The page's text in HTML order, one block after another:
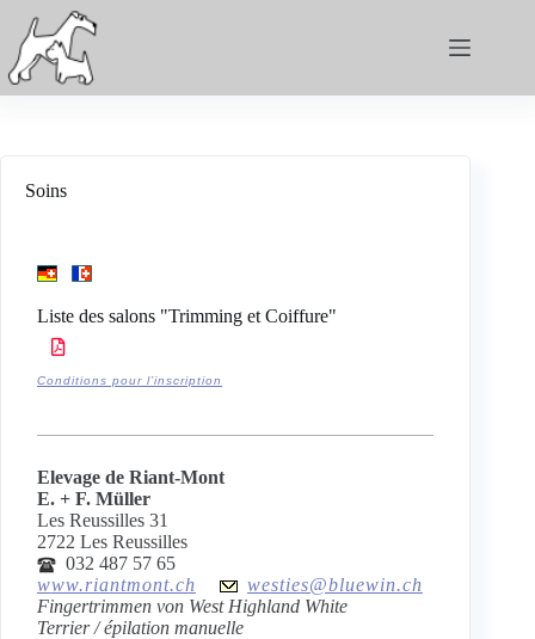
Soins
Liste des salons "Trimming et Coiffure"
Conditions pour l’inscription
Elevage de Riant-Mont
E. + F. Müller
Les Reussilles 31
2722 Les Reussilles
032 487 57 65
www.riantmont.ch
westies@bluewin.ch
Fingertrimmen von West Highland White
Terrier / épilation manuelle